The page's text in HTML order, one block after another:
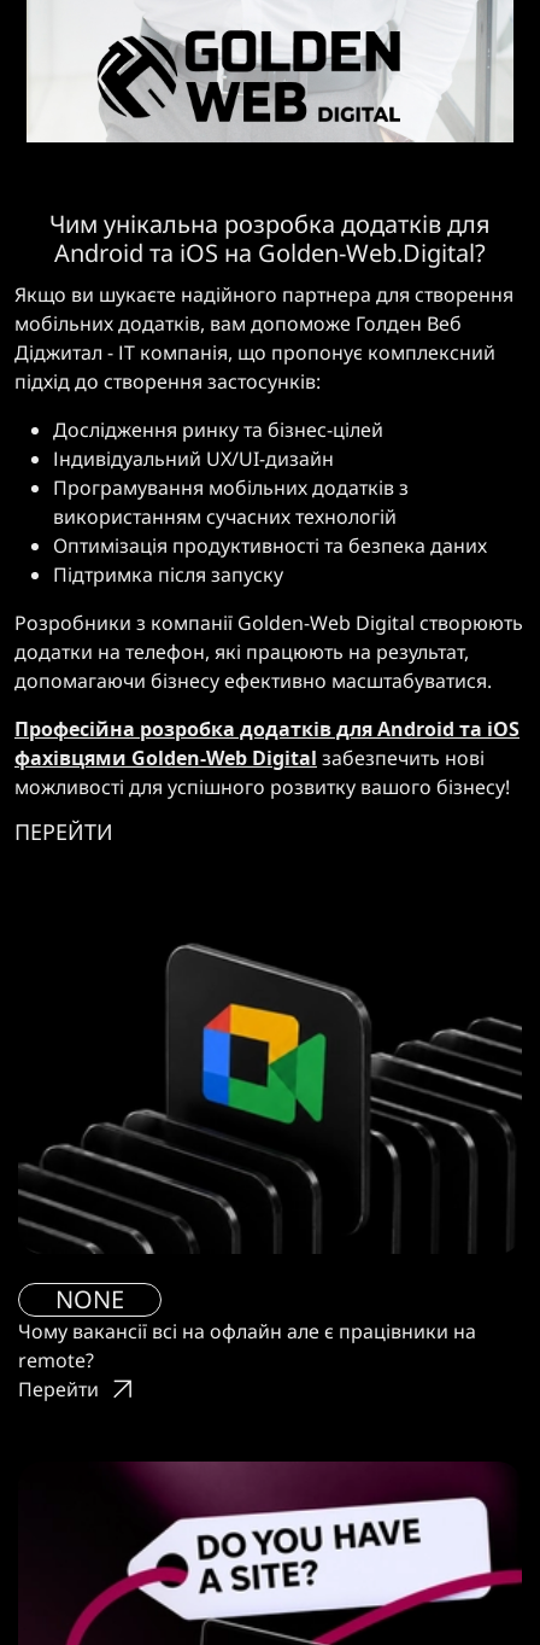
Чим унікальна розробка додатків для
Android та iOS на Golden-Web.Digital?
Якщо ви шукаєте надійного партнера для створення
мобільних додатків, вам допоможе Голден Веб
Діджитал - ІТ компанія, що пропонує комплексний
підхід до створення застосунків:
Дослідження ринку та бізнес-цілей
Індивідуальний UX/UI-дизайн
Програмування мобільних додатків з
використанням сучасних технологій
Оптимізація продуктивності та безпека даних
Підтримка після запуску
Розробники з компанії Golden-Web Digital створюють
додатки на телефон, які працюють на результат,
допомагаючи бізнесу ефективно масштабуватися.
Професійна розробка додатків для Android та iOS
фахівцями Golden-Web Digital забезпечить нові
можливості для успішного розвитку вашого бізнесу!
ПЕРЕЙТИ
NONE
Чому вакансії всі на офлайн але є працівники на
remote?
Перейти